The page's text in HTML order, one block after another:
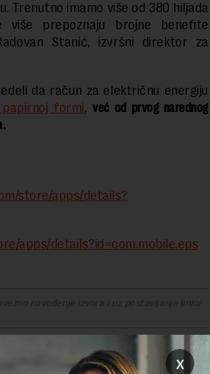
Trenutno imamo više od 380 hiljada
više prepoznaju brojne benefite
Stanić, izvršni direktor za
da račun za električnu energiju
formi, već od prvog narednog
store/apps/details?
apps/details?id=com.mobile.eps
navođenje izvora i uz postavljanje linka
x